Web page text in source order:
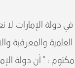
في دولة الإمارات
والمعرفية
: " أن دولة